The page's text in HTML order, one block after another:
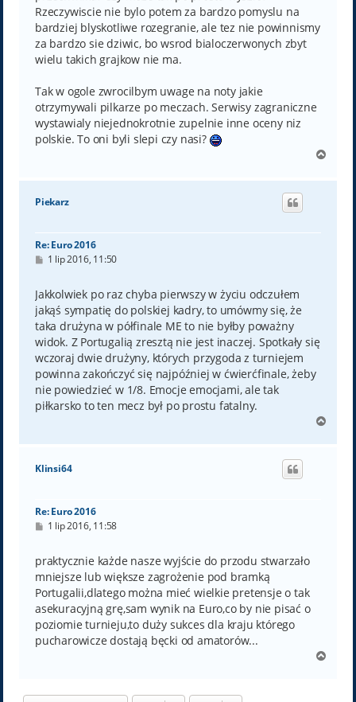
Rzeczywiscie nie bylo potem za bardzo pomyslu na
bardziej blyskotliwe rozegranie, ale tez nie powinnismy
za bardzo sie dziwic, bo wsrod bialoczerwonych zbyt
wielu takich grajkow nie ma.
Tak w ogole zwrocilbym uwage na noty jakie
otrzymywali pilkarze po meczach. Serwisy zagraniczne
wystawialy niejednokrotnie zupelnie inne oceny niz
polskie. To oni byli slepi czy nasi?
g
Piekarz
Re: Euro 2016
P
t
1 lip 2016, 11:50
Jakkolwiek po raz chyba pierwszy w życiu odczułem
jakąś sympatię do polskiej kadry, to umówmy się, że
taka drużyna w półfinale ME to nie byłby poważny
widok. Z Portugalią zresztą nie jest inaczej. Spotkały się
wczoraj dwie drużyny, których przygoda z turniejem
powinna zakończyć się najpóźniej w ćwierćfinale, żeby
nie powiedzieć w 1/8. Emocje emocjami, ale tak
piłkarsko to ten mecz był po prostu fatalny.
g
Klinsi64
Re: Euro 2016
P
t
1 lip 2016, 11:58
praktycznie każde nasze wyjście do przodu stwarzało
mniejsze lub większe zagrożenie pod bramką
Portugalii,dlatego można mieć wielkie pretensje o tak
asekuracyjną grę,sam wynik na Euro,co by nie pisać o
poziomie turnieju,to duży sukces dla kraju którego
pucharowicze dostają bęcki od amatorów...